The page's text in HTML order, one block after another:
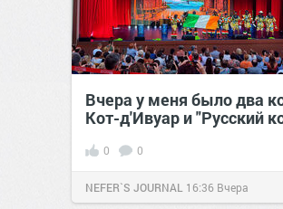
Вчера у меня было два
Кот-д'Ивуар и "Русский
0 0
NEFER`S JOURNAL 16:36 Вчера